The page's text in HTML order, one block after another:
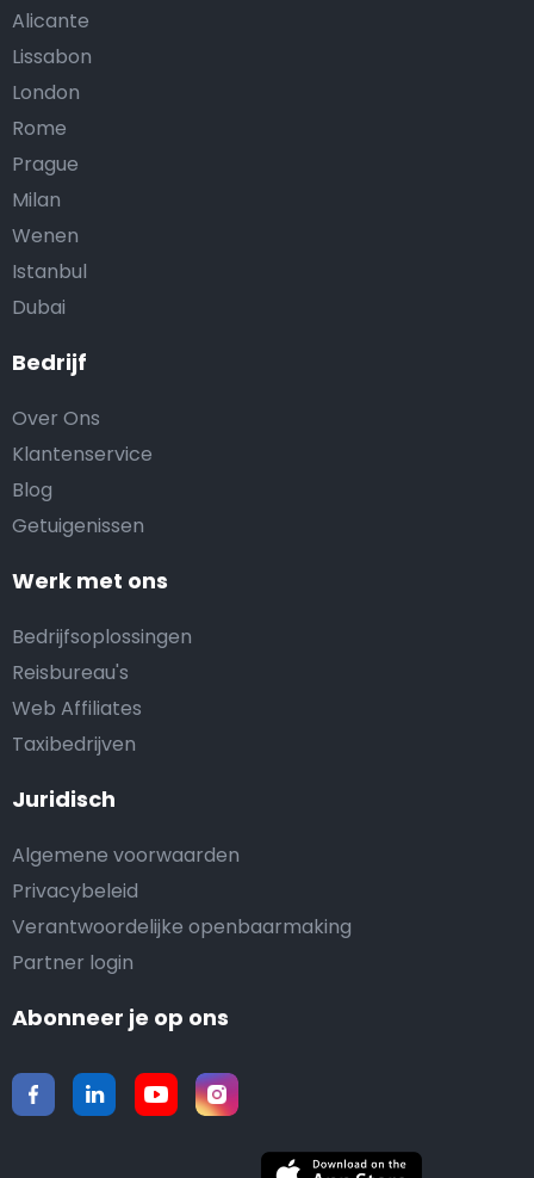
Bedrijf
Over Ons
Klantenservice
Blog
Getuigenissen
Werk met ons
Bedrijfsoplossingen
Reisbureau's
Web Affiliates
Taxibedrijven
Juridisch
Algemene voorwaarden
Privacybeleid
Verantwoordelijke openbaarmaking
Partner login
Alicante
Lissabon
London
Rome
Prague
Milan
Wenen
Istanbul
Dubai
Abonneer je op ons